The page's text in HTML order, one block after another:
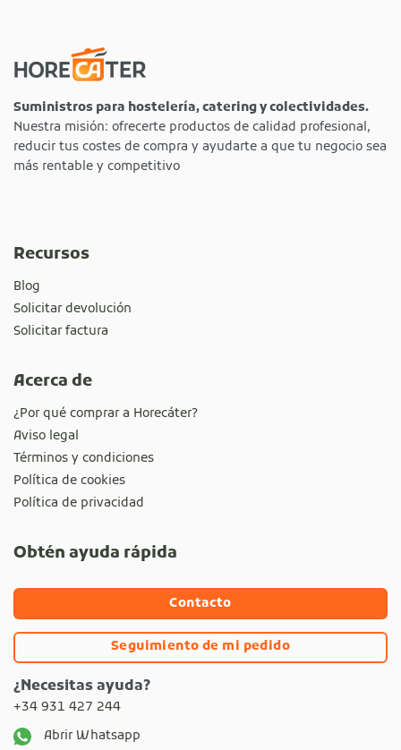
Suministros para hostelería, catering y colectividades.
Nuestra misión: ofrecerte productos de calidad profesional,
reducir tus costes de compra y ayudarte a que tu negocio sea
más rentable y competitivo
Recursos
Blog
Solicitar devolución
Solicitar factura
Acerca de
¿Por qué comprar a Horecáter?
Aviso legal
Términos y condiciones
Política de cookies
Política de privacidad
Obtén ayuda rápida
Contacto
Seguimiento de mi pedido
¿Necesitas ayuda?
+34 931 427 244
Abrir Whatsapp